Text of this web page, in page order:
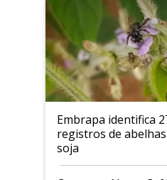
Embrapa identifica
registros de
soja